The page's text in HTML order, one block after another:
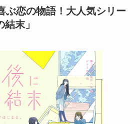
ぶ恋の物語！大人気シリー
末」